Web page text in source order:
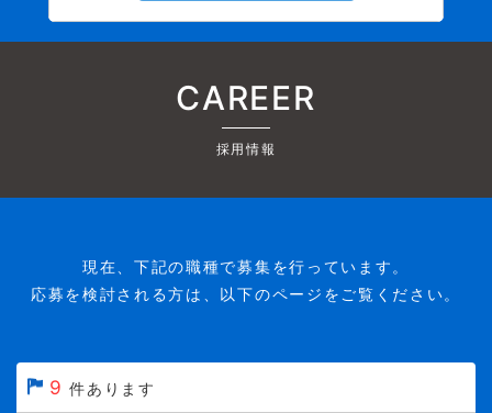
CAREER
採用情報
現在、下記の職種で募集を行っています。
応募を検討される方は、以下のページをご覧ください。
9 件あります